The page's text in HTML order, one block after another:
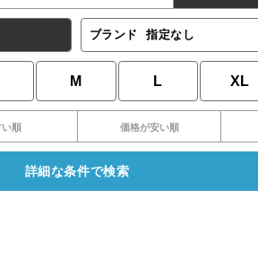
ブランド 指定なし
M L XL
い順 価格が安い順
詳細な条件で検索